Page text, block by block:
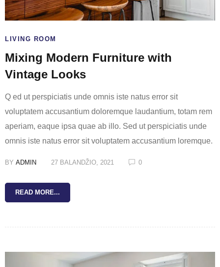
LIVING ROOM
Mixing Modern Furniture with
Vintage Looks
Q ed ut perspiciatis unde omnis iste natus error sit
voluptatem accusantium doloremque laudantium, totam rem
aperiam, eaque ipsa quae ab illo. Sed ut perspiciatis unde
omnis iste natus error sit voluptatem accusantium loremque.
BY ADMIN 27 BALANDŽIO, 2021 0
READ MORE...